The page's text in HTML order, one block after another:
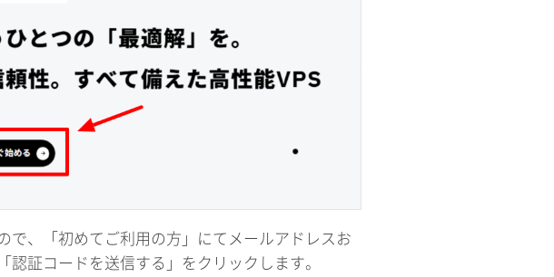
で、「初めてご利用の方」にてメールアドレスお
認証コードを送信する」をクリックします。